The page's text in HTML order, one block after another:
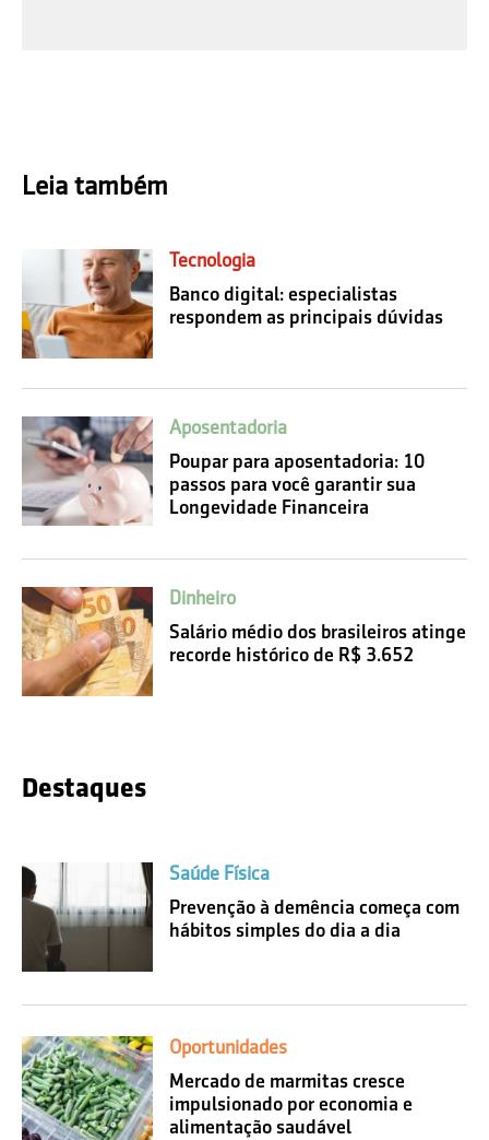
Leia também
Tecnologia
Banco digital: especialistas
respondem as principais dúvidas
Aposentadoria
Poupar para aposentadoria: 10
passos para você garantir sua
Longevidade Financeira
Dinheiro
Salário médio dos brasileiros atinge
recorde histórico de R$ 3.652
Destaques
Saúde Física
Prevenção à demência começa com
hábitos simples do dia a dia
Oportunidades
Mercado de marmitas cresce
impulsionado por economia e
alimentação saudável